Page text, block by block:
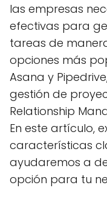
las empresas
efectivas para
tareas de
opciones más
Asana y
gestión de
Relationship
En este artículo,
características
ayudaremos a
opción para tu